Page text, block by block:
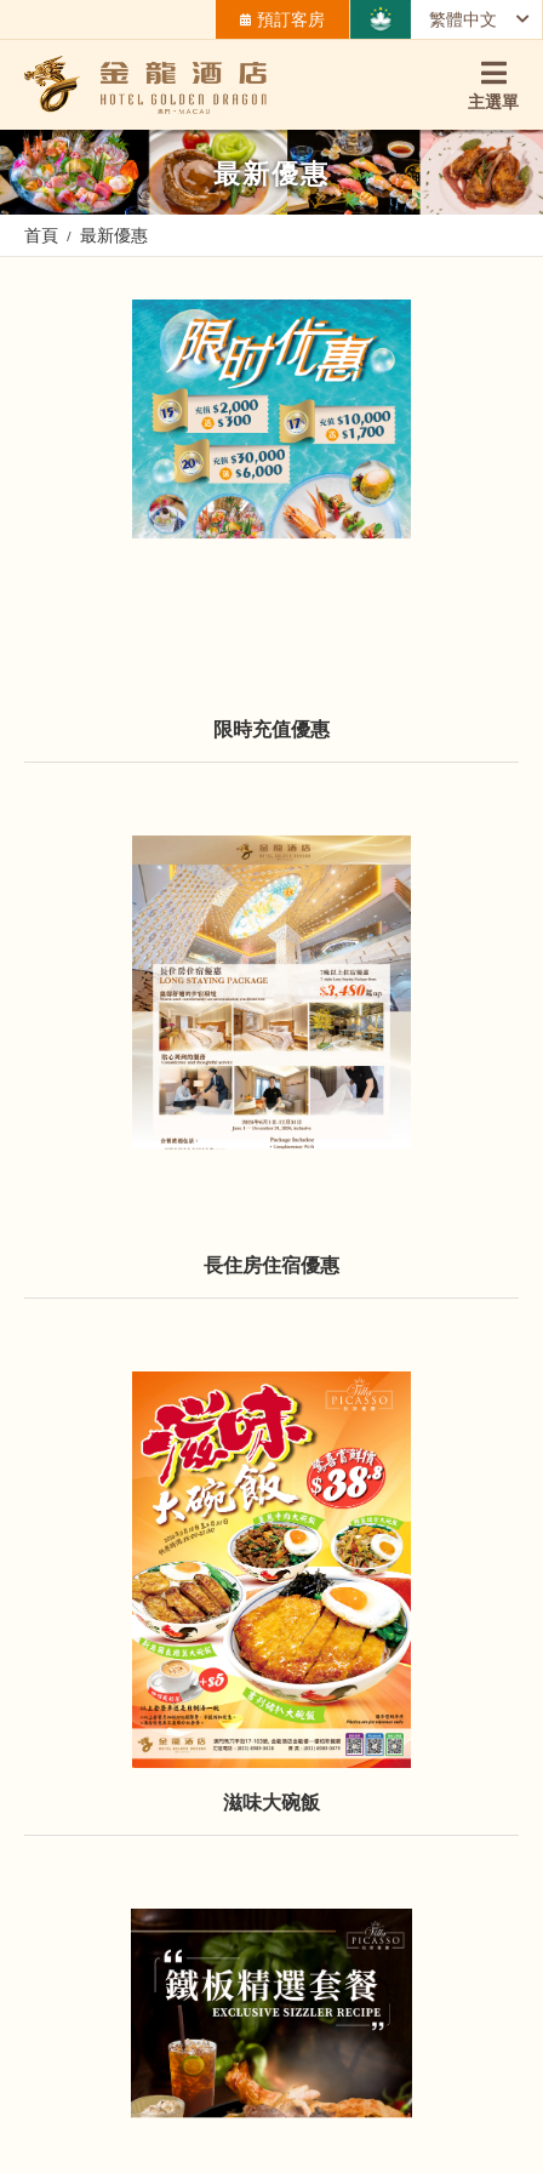
預訂客房 繁體中文
主選單
最新優惠
首頁 最新優惠
限時充值優惠
長住房住宿優惠
滋味大碗飯